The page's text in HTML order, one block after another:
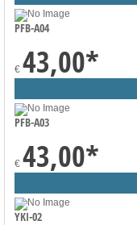
PFB-A04
€ 43,00*
PFB-A03
€ 43,00*
YKI-02